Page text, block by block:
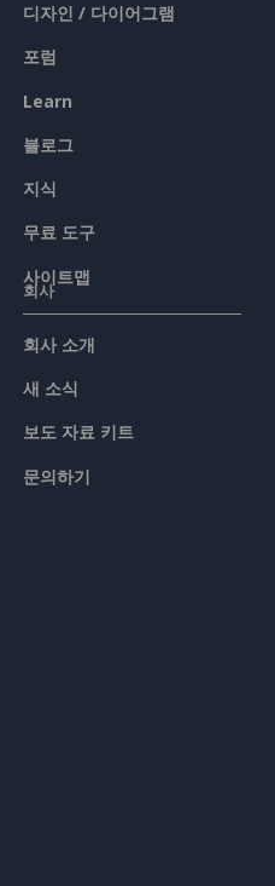
디자인 / 다이어그램
포럼
Learn
블로그
지식
무료 도구
사이트맵
회사
회사 소개
새 소식
보도 자료 키트
문의하기